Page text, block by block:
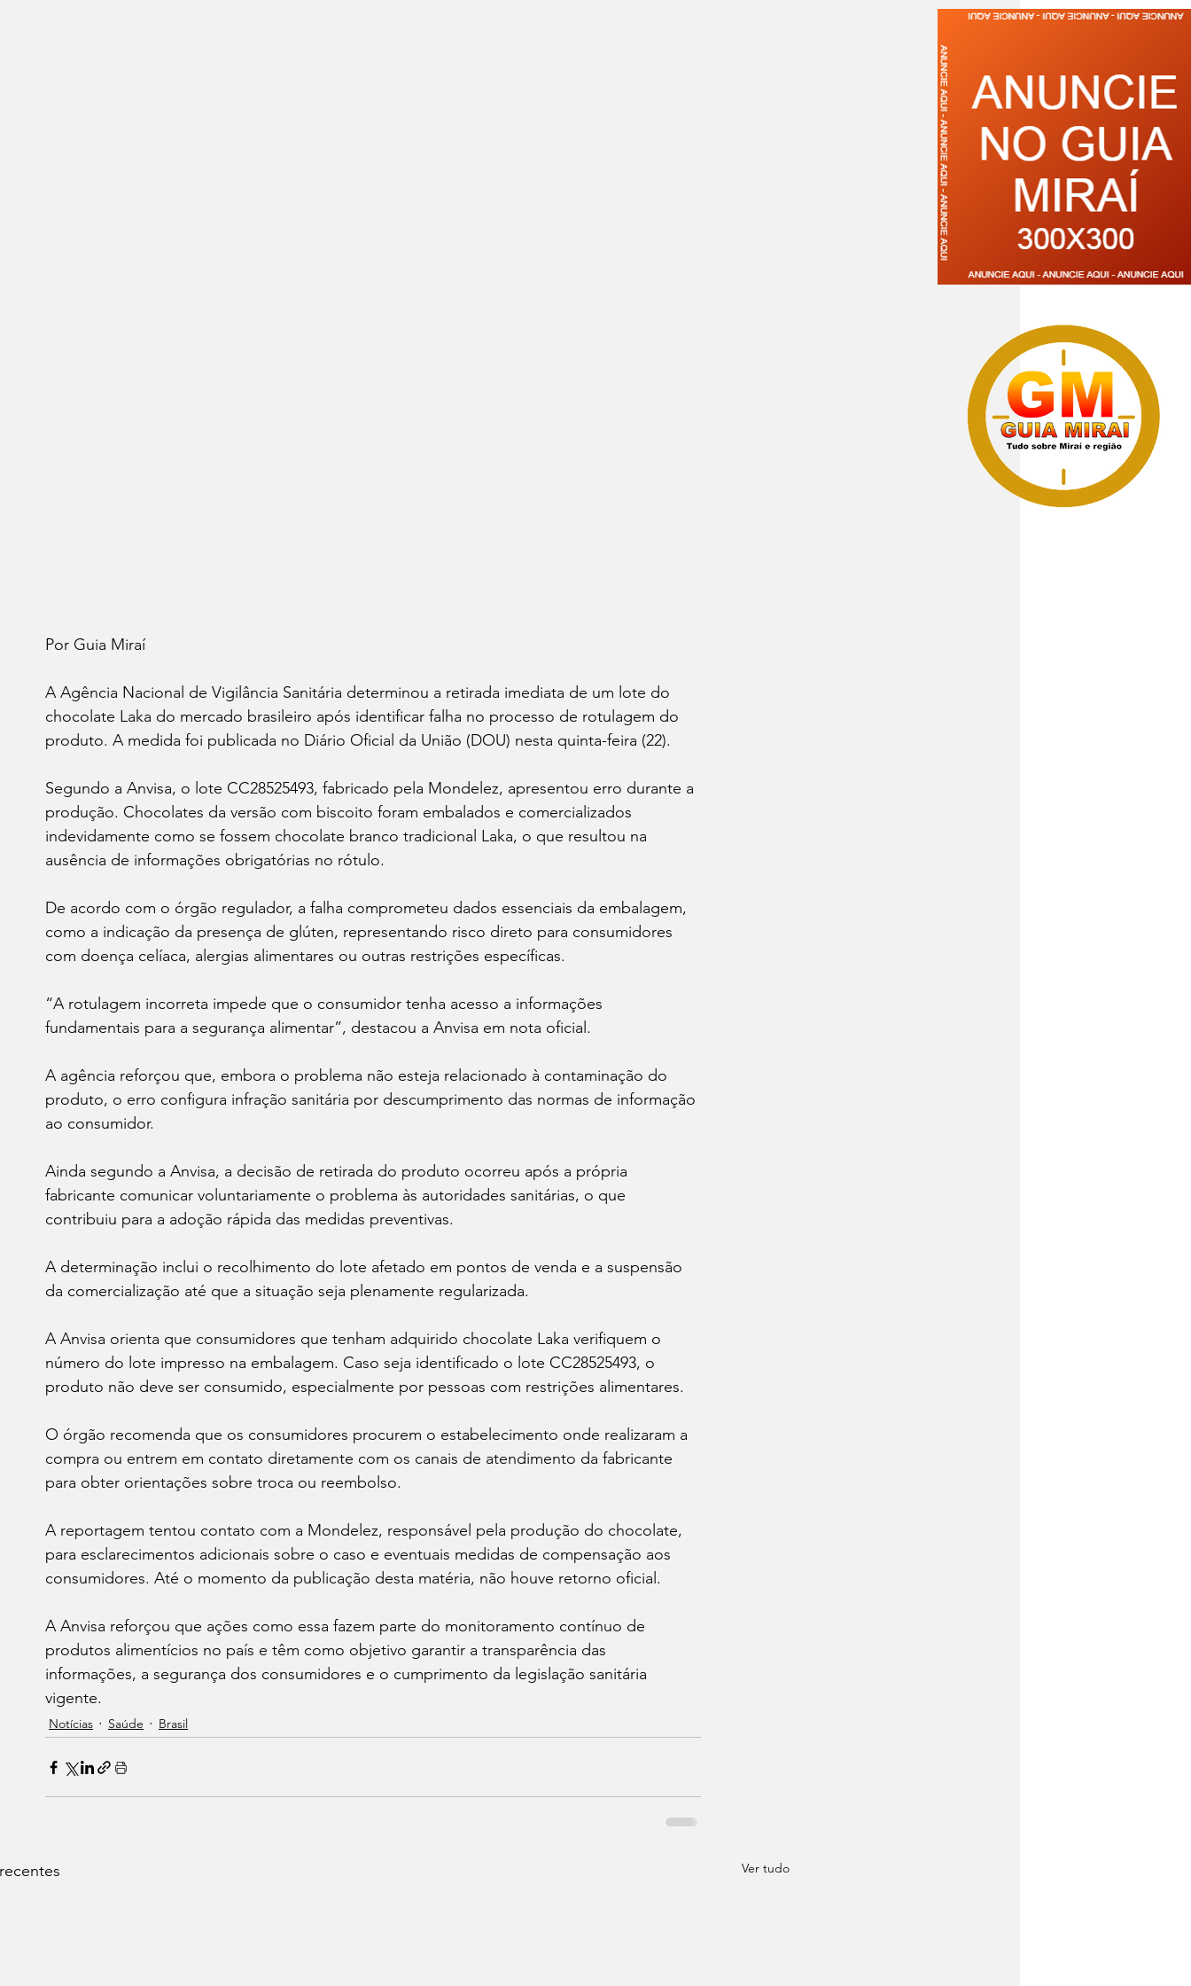
Por Guia Miraí
A Agência Nacional de Vigilância Sanitária determinou a retirada imediata de um lote do
chocolate Laka do mercado brasileiro após identificar falha no processo de rotulagem do
produto. A medida foi publicada no Diário Oficial da União (DOU) nesta quinta-feira (22).
Segundo a Anvisa, o lote CC28525493, fabricado pela Mondelez, apresentou erro durante a
produção. Chocolates da versão com biscoito foram embalados e comercializados
indevidamente como se fossem chocolate branco tradicional Laka, o que resultou na
ausência de informações obrigatórias no rótulo.
De acordo com o órgão regulador, a falha comprometeu dados essenciais da embalagem,
como a indicação da presença de glúten, representando risco direto para consumidores
com doença celíaca, alergias alimentares ou outras restrições específicas.
“A rotulagem incorreta impede que o consumidor tenha acesso a informações
fundamentais para a segurança alimentar”, destacou a Anvisa em nota oficial.
A agência reforçou que, embora o problema não esteja relacionado à contaminação do
produto, o erro configura infração sanitária por descumprimento das normas de informação
ao consumidor.
Ainda segundo a Anvisa, a decisão de retirada do produto ocorreu após a própria
fabricante comunicar voluntariamente o problema às autoridades sanitárias, o que
contribuiu para a adoção rápida das medidas preventivas.
A determinação inclui o recolhimento do lote afetado em pontos de venda e a suspensão
da comercialização até que a situação seja plenamente regularizada.
A Anvisa orienta que consumidores que tenham adquirido chocolate Laka verifiquem o
número do lote impresso na embalagem. Caso seja identificado o lote CC28525493, o
produto não deve ser consumido, especialmente por pessoas com restrições alimentares.
O órgão recomenda que os consumidores procurem o estabelecimento onde realizaram a
compra ou entrem em contato diretamente com os canais de atendimento da fabricante
para obter orientações sobre troca ou reembolso.
A reportagem tentou contato com a Mondelez, responsável pela produção do chocolate,
para esclarecimentos adicionais sobre o caso e eventuais medidas de compensação aos
consumidores. Até o momento da publicação desta matéria, não houve retorno oficial.
A Anvisa reforçou que ações como essa fazem parte do monitoramento contínuo de
produtos alimentícios no país e têm como objetivo garantir a transparência das
informações, a segurança dos consumidores e o cumprimento da legislação sanitária
vigente.
Notícias Saúde Brasil
Ver tudo